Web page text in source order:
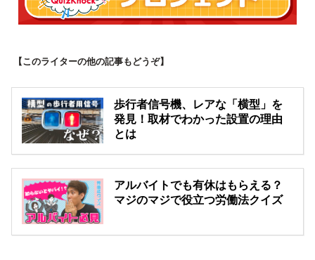
【このライターの他の記事もどうぞ】
歩行者信号機、レアな「横型」を
発見！取材でわかった設置の理由
とは
アルバイトでも有休はもらえる？
マジのマジで役立つ労働法クイズ